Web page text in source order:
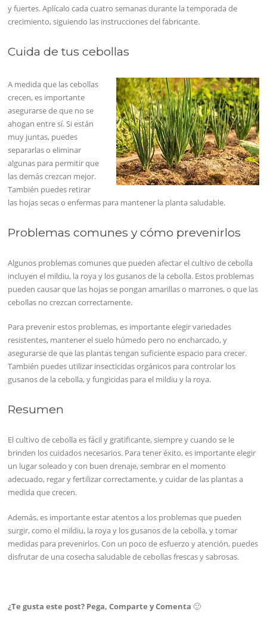
y fuertes. Aplícalo cada cuatro semanas durante la temporada de
crecimiento, siguiendo las instrucciones del fabricante.
Cuida de tus cebollas
A medida que las cebollas
crecen, es importante
asegurarse de que no se
ahogan entre sí. Si están
muy juntas, puedes
separarlas o eliminar
algunas para permitir que
las demás crezcan mejor.
También puedes retirar
las hojas secas o enfermas para mantener la planta saludable.
Problemas comunes y cómo prevenirlos
Algunos problemas comunes que pueden afectar el cultivo de cebolla
incluyen el mildiu, la roya y los gusanos de la cebolla. Estos problemas
pueden causar que las hojas se pongan amarillas o marrones, o que las
cebollas no crezcan correctamente.
Para prevenir estos problemas, es importante elegir variedades
resistentes, mantener el suelo húmedo pero no encharcado, y
asegurarse de que las plantas tengan suficiente espacio para crecer.
También puedes utilizar insecticidas orgánicos para controlar los
gusanos de la cebolla, y fungicidas para el mildiu y la roya.
Resumen
El cultivo de cebolla es fácil y gratificante, siempre y cuando se le
brinden los cuidados necesarios. Para tener éxito, es importante elegir
un lugar soleado y con buen drenaje, sembrar en el momento
adecuado, regar y fertilizar correctamente, y cuidar de las plantas a
medida que crecen.
Además, es importante estar atentos a los problemas que pueden
surgir, como el mildiu, la roya y los gusanos de la cebolla, y tomar
medidas para prevenirlos. Con un poco de esfuerzo y atención, puedes
disfrutar de una cosecha saludable de cebollas frescas y sabrosas.
¿Te gusta este post? Pega, Comparte y Comenta 🙂